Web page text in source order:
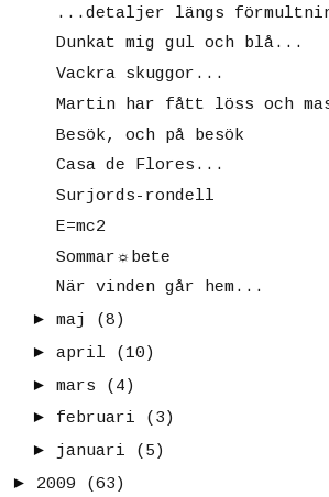
...detaljer längs
Dunkat mig gul och blå...
Vackra skuggor...
Martin har fått löss och
Besök, och på besök
Casa de Flores...
Surjords-rondell
E=mc2
Sommar☼bete
När vinden går hem...
► maj
(8)
► april
(10)
► mars
(4)
► februari
(3)
► januari
(5)
► 2009
(63)